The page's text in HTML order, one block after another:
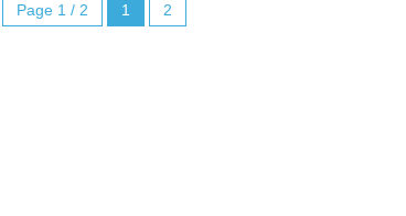
Page 1 / 2 1 2